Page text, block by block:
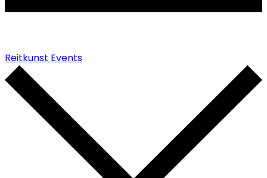
Reitkunst Events